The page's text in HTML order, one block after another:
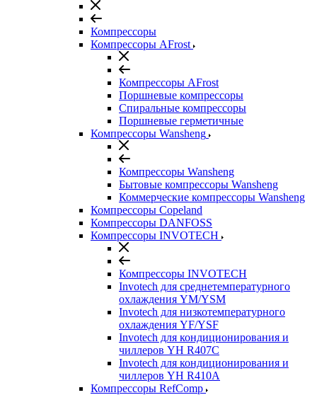
Компрессоры
Компрессоры AFrost
Компрессоры AFrost
Поршневые компрессоры
Спиральные компрессоры
Поршневые герметичные
Компрессоры Wansheng
Компрессоры Wansheng
Бытовые компрессоры Wansheng
Коммерческие компрессоры Wansheng
Компрессоры Copeland
Компрессоры DANFOSS
Компрессоры INVOTECH
Компрессоры INVOTECH
Invotech для среднетемпературного
охлаждения YM/YSM
Invotech для низкотемпературного
охлаждения YF/YSF
Invotech для кондиционирования и
чиллеров YH R407C
Invotech для кондиционирования и
чиллеров YH R410A
Компрессоры RefComp